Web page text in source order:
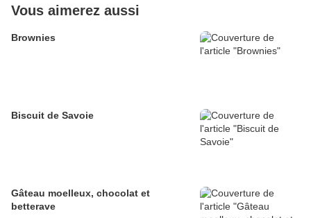
Vous aimerez aussi
Brownies
Biscuit de Savoie
Gâteau moelleux, chocolat et
betterave